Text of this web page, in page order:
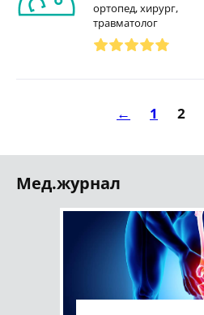
ортопед, хирург,
травматолог
← 1 2
Мед.журнал